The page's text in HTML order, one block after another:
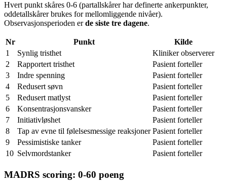
Hvert punkt skåres 0-6 (partallskårer har definerte ankerpunkter,
oddetallskårer brukes for mellomliggende nivåer).
Observasjonsperioden erde siste tre dagene.
Nr Punkt
Kilde
1
Synlig tristhet
Kliniker observerer
2
Rapportert tristhet
Pasient forteller
3
Indre spenning
Pasient forteller
4
Redusert søvn
Pasient forteller
5
Redusert matlyst
Pasient forteller
6
Konsentrasjonsvansker
Pasient forteller
7
Initiativløshet
Pasient forteller
8
Tap av evne til følelsesmessige reaksjoner Pasient forteller
9
Pessimistiske tanker
Pasient forteller
10 Selvmordstanker Pasient forteller
MADRS scoring: 0-60 poeng